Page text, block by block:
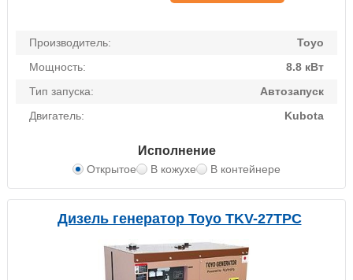
Производитель:
Toyo
Мощность:
8.8 кВт
Тип запуска:
Автозапуск
Двигатель:
Kubota
Исполнение
Открытое В кожухе В контейнере
Дизель генератор Toyo TKV-27TPC